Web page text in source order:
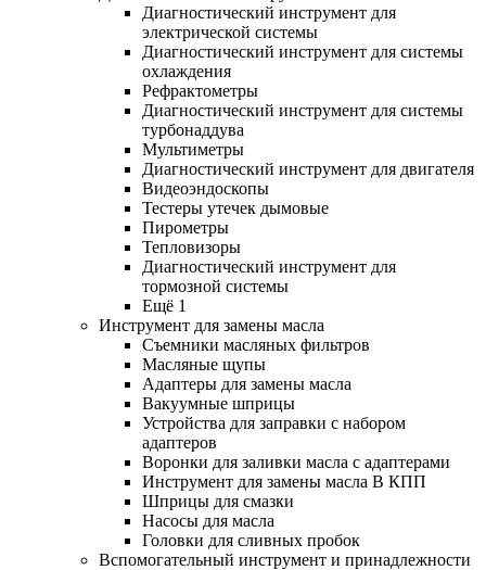
Диагностический инструмент для
электрической системы
Диагностический инструмент для системы
охлаждения
Рефрактометры
Диагностический инструмент для системы
турбонаддува
Мультиметры
Диагностический инструмент для двигателя
Видеоэндоскопы
Тестеры утечек дымовые
Пирометры
Тепловизоры
Диагностический инструмент для
тормозной системы
Ещё 1
Инструмент для замены масла
Съемники масляных фильтров
Масляные щупы
Адаптеры для замены масла
Вакуумные шприцы
Устройства для заправки с набором
адаптеров
Воронки для заливки масла с адаптерами
Инструмент для замены масла В КПП
Шприцы для смазки
Насосы для масла
Головки для сливных пробок
Вспомогательный инструмент и принадлежности